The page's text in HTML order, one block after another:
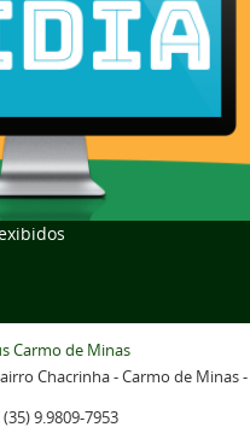
Carmo de Minas
Chacrinha - Carmo de Minas -
9.9809-7953